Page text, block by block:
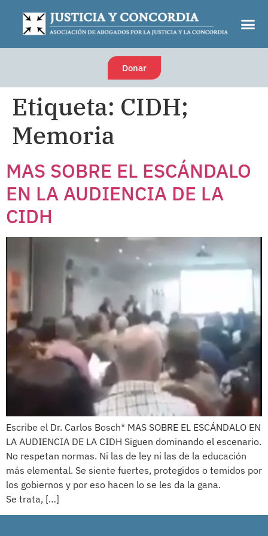
Donar
Etiqueta: CIDH;
Memoria
MAS SOBRE EL ESCÁNDALO
EN LA AUDIENCIA DE LA
CIDH
Escribe el Dr. Carlos Bosch* MAS SOBRE EL ESCÁNDALO EN
LA AUDIENCIA DE LA CIDH Siguen dominando el escenario.
No respetan normas. Ni las de ley ni las de la educación
más elemental. Se siente fuertes, protegidos o temidos por
los gobiernos y por eso hacen lo se les da la gana.
Se trata, […]